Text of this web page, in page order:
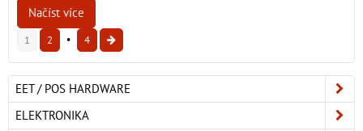
Načíst více
1 2 4
EET / POS HARDWARE
ELEKTRONIKA